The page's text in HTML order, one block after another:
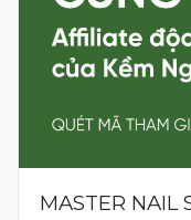
MASTER NAIL